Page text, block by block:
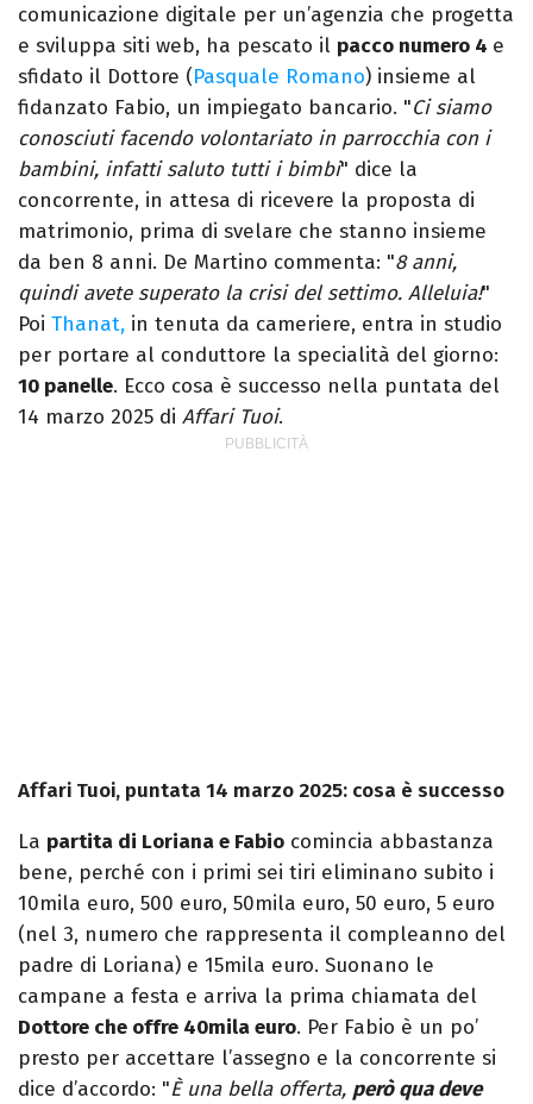
comunicazione digitale per un’agenzia che progetta
e sviluppa siti web, ha pescato il pacco numero 4 e
sfidato il Dottore (Pasquale Romano) insieme al
fidanzato Fabio, un impiegato bancario. "Ci siamo
conosciuti facendo volontariato in parrocchia con i
bambini, infatti saluto tutti i bimbi" dice la
concorrente, in attesa di ricevere la proposta di
matrimonio, prima di svelare che stanno insieme
da ben 8 anni. De Martino commenta: "8 anni,
quindi avete superato la crisi del settimo. Alleluia!"
Poi Thanat, in tenuta da cameriere, entra in studio
per portare al conduttore la specialità del giorno:
10 panelle. Ecco cosa è successo nella puntata del
14 marzo 2025 di Affari Tuoi.
Affari Tuoi, puntata 14 marzo 2025: cosa è successo
La partita di Loriana e Fabio comincia abbastanza
bene, perché con i primi sei tiri eliminano subito i
10mila euro, 500 euro, 50mila euro, 50 euro, 5 euro
(nel 3, numero che rappresenta il compleanno del
padre di Loriana) e 15mila euro. Suonano le
campane a festa e arriva la prima chiamata del
Dottore che offre 40mila euro. Per Fabio è un po’
presto per accettare l’assegno e la concorrente si
dice d’accordo: "È una bella offerta, però qua deve